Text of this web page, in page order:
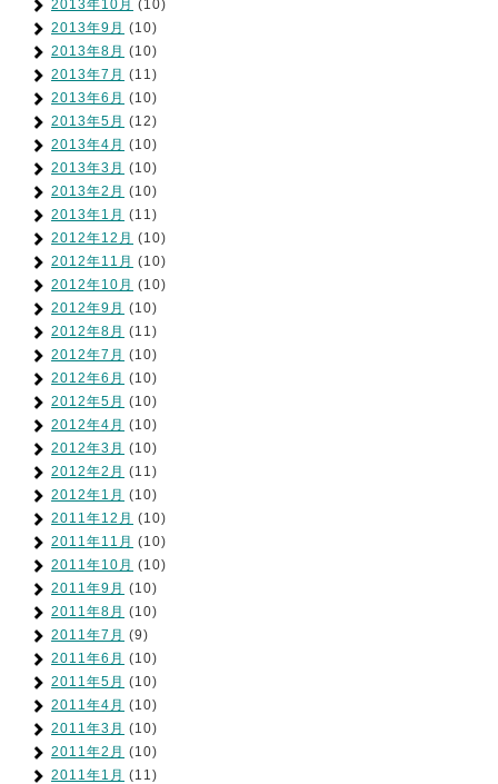
2013年10月 (10)
2013年9月 (10)
2013年8月 (10)
2013年7月 (11)
2013年6月 (10)
2013年5月 (12)
2013年4月 (10)
2013年3月 (10)
2013年2月 (10)
2013年1月 (11)
2012年12月 (10)
2012年11月 (10)
2012年10月 (10)
2012年9月 (10)
2012年8月 (11)
2012年7月 (10)
2012年6月 (10)
2012年5月 (10)
2012年4月 (10)
2012年3月 (10)
2012年2月 (11)
2012年1月 (10)
2011年12月 (10)
2011年11月 (10)
2011年10月 (10)
2011年9月 (10)
2011年8月 (10)
2011年7月 (9)
2011年6月 (10)
2011年5月 (10)
2011年4月 (10)
2011年3月 (10)
2011年2月 (10)
2011年1月 (11)